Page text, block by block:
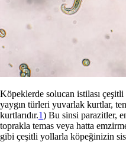
Köpeklerde solucan istilası
yaygın türleri yuvarlak kurtlar,
kurtlarıdır.1) Bu sinsi parazitler,
toprakla temas veya hatta
gibi çeşitli yollarla köpeğinizin